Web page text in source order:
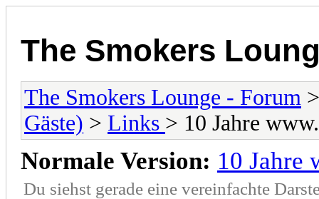
The Smokers
The Smokers Lounge - Forum
Gäste) > Links > 10 Jahre
Normale Version: 10 Jahre
Du siehst gerade eine vereinfachte